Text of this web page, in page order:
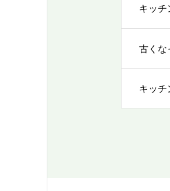
キッチ
古くな
キッ